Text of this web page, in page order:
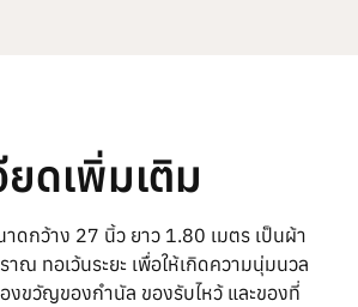
ยดเพิ่มเติม
ดกว้าง 27 นิ้ว ยาว 1.80 เมตร เป็นผ้า
ณ ทอเว้นระยะ เพื่อให้เกิดความนุ่มนวล
งขวัญของกำนัล ของรับไหว้ และของที่